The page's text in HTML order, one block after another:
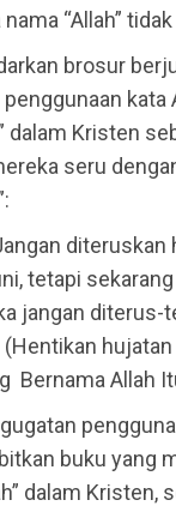
“Allah”
brosur
dalam Kristen
seru
diteruskan
tetapi
jangan
Bernama Allah
buku yang
dalam